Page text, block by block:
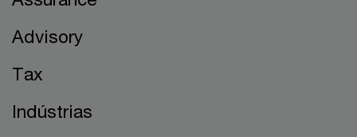
Advisory
Tax
Indústrias